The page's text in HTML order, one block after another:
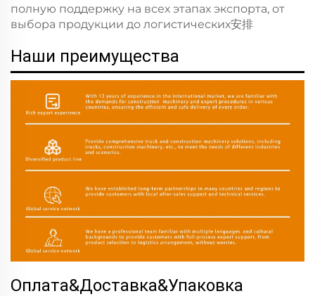
полную поддержку на всех этапах экспорта, от
выбора продукции до логистических安排
Наши преимущества
Оплата&Доставка&Упаковка